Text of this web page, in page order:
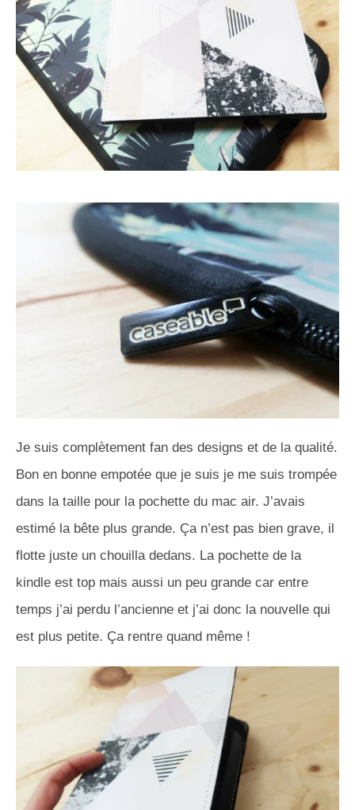
Je suis complètement fan des designs et de la qualité.
Bon en bonne empotée que je suis je me suis trompée
dans la taille pour la pochette du mac air. J’avais
estimé la bête plus grande. Ça n’est pas bien grave, il
flotte juste un chouilla dedans. La pochette de la
kindle est top mais aussi un peu grande car entre
temps j’ai perdu l’ancienne et j’ai donc la nouvelle qui
est plus petite. Ça rentre quand même !